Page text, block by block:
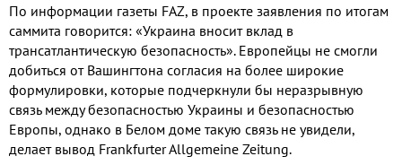
По информации газеты FAZ, в проекте заявления по итогам
саммита говорится: «Украина вносит вклад в
трансатлантическую безопасность». Европейцы не смогли
добиться от Вашингтона согласия на более широкие
формулировки, которые подчеркнули бы неразрывную
связь между безопасностью Украины и безопасностью
Европы, однако в Белом доме такую связь не увидели,
делает вывод Frankfurter Allgemeine Zeitung.